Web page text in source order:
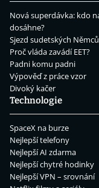
Nová superdávka: kdo
dosáhne?
Sjezd sudetských Němců
Proč vláda zavádí EET?
Padni komu padni
Výpověď z práce vzor
Divoký kačer
Technologie
SpaceX na burze
Nejlepší telefony
Nejlepší AI zdarma
Nejlepší chytré hodinky
Nejlepší VPN – srovnání